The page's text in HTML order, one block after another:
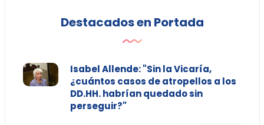
Destacados en Portada
Isabel Allende: "Sin la Vicaría,
¿cuántos casos de atropellos a los
DD.HH. habrían quedado sin
perseguir?"